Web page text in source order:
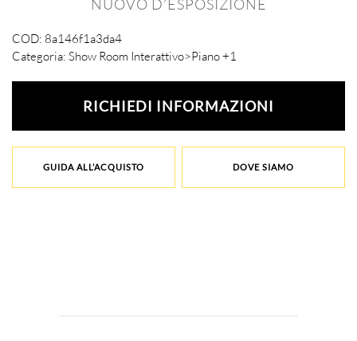
NUOVO D’ESPOSIZIONE
COD: 8a146f1a3da4
Categoria: Show Room Interattivo>Piano +1
RICHIEDI INFORMAZIONI
GUIDA ALL’ACQUISTO DOVE SIAMO